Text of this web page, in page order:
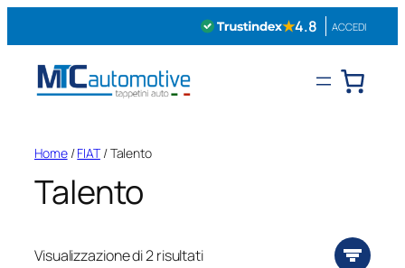
★4.8 ACCEDI
Home/FIAT/ Talento
Talento
Visualizzazione di 2 risultati